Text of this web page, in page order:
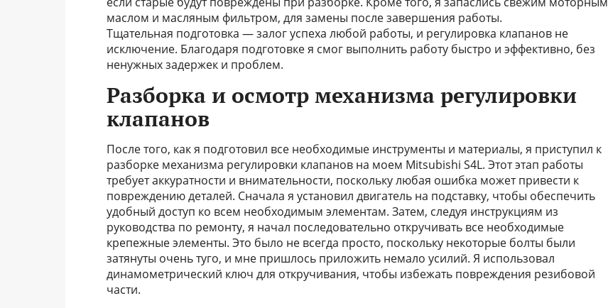
маслом и масляным фильтром, для замены после завершения работы.
Тщательная подготовка — залог успеха любой работы, и регулировка клапанов не
исключение. Благодаря подготовке я смог выполнить работу быстро и эффективно, без
ненужных задержек и проблем.
Разборка и осмотр механизма регулировки
клапанов
После того, как я подготовил все необходимые инструменты и материалы, я приступил к
разборке механизма регулировки клапанов на моем Mitsubishi S4L. Этот этап работы
требует аккуратности и внимательности, поскольку любая ошибка может привести к
повреждению деталей. Сначала я установил двигатель на подставку, чтобы обеспечить
удобный доступ ко всем необходимым элементам. Затем, следуя инструкциям из
руководства по ремонту, я начал последовательно откручивать все необходимые
крепежные элементы. Это было не всегда просто, поскольку некоторые болты были
затянуты очень туго, и мне пришлось приложить немало усилий. Я использовал
динамометрический ключ для откручивания, чтобы избежать повреждения резибовой
части.